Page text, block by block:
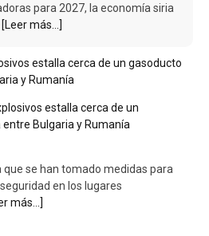
para 2027, la economía siria
[Leer más...]
estalla cerca de un gasoducto
y Rumanía
que se han tomado medidas para
en los lugares
más...]